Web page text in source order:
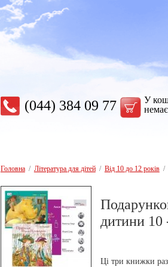
(044) 384 09 77
У
Головна/ Література для дітей/ Вiд 10 до 12 рокiв/
дитини 10
Ці три книжки